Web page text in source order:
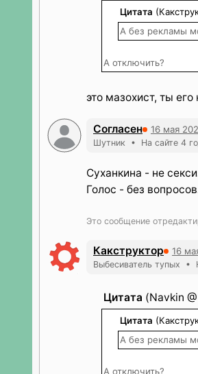
Цитата
А без рекламы
А отключить?
это мазохист, ты его
Согласен 16 мая
Шутник • На сайте 4
Суханкина - не
Голос - без
Это сообщение
Какструктор 16
Выбесиватель тупых •
Цитата (Navkin
Цитата
А без рекламы
А отключить?